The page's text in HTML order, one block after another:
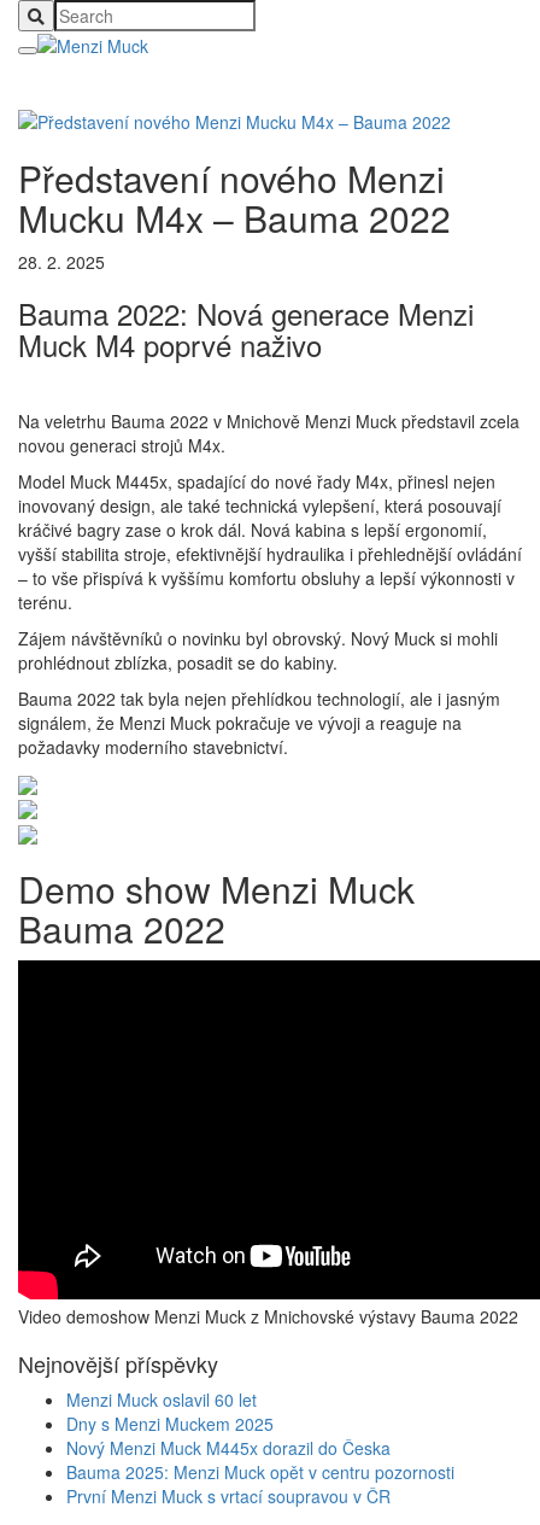
Představení nového Menzi
Mucku M4x – Bauma 2022
28. 2. 2025
Bauma 2022: Nová generace Menzi
Muck M4 poprvé naživo
Na veletrhu Bauma 2022 v Mnichově Menzi Muck představil zcela
novou generaci strojů M4x.
Model Muck M445x, spadající do nové řady M4x, přinesl nejen
inovovaný design, ale také technická vylepšení, která posouvají
kráčivé bagry zase o krok dál. Nová kabina s lepší ergonomií,
vyšší stabilita stroje, efektivnější hydraulika i přehlednější ovládání
– to vše přispívá k vyššímu komfortu obsluhy a lepší výkonnosti v
terénu.
Zájem návštěvníků o novinku byl obrovský. Nový Muck si mohli
prohlédnout zblízka, posadit se do kabiny.
Bauma 2022 tak byla nejen přehlídkou technologií, ale i jasným
signálem, že Menzi Muck pokračuje ve vývoji a reaguje na
požadavky moderního stavebnictví.
Demo show Menzi Muck
Bauma 2022
Video demoshow Menzi Muck z Mnichovské výstavy Bauma 2022
Nejnovější příspěvky
Menzi Muck oslavil 60 let
Dny s Menzi Muckem 2025
Nový Menzi Muck M445x dorazil do Česka
Bauma 2025: Menzi Muck opět v centru pozornosti
První Menzi Muck s vrtací soupravou v ČR